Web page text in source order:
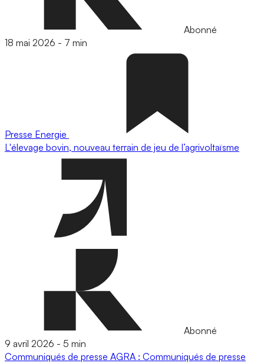
Abonné
18 mai 2026 - 7 min
Presse Energie
L'élevage bovin, nouveau terrain de jeu de l’agrivoltaïsme
Abonné
9 avril 2026 - 5 min
Communiqués de presse AGRA : Communiqués de presse